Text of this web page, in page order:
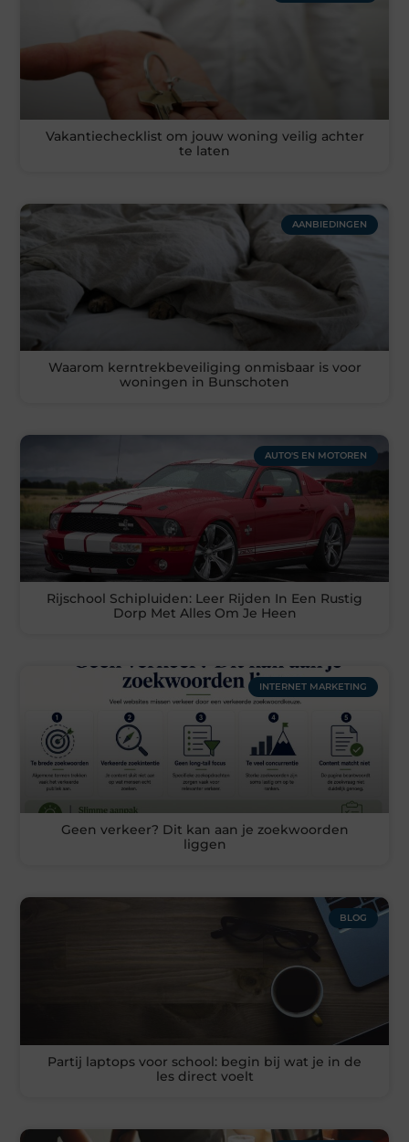
Vakantiechecklist om jouw woning veilig achter
te laten
AANBIEDINGEN
Waarom kerntrekbeveiliging onmisbaar is voor
woningen in Bunschoten
AUTO'S EN MOTOREN
Rijschool Schipluiden: Leer Rijden In Een Rustig
Dorp Met Alles Om Je Heen
INTERNET MARKETING
Geen verkeer? Dit kan aan je zoekwoorden
liggen
BLOG
Partij laptops voor school: begin bij wat je in de
les direct voelt